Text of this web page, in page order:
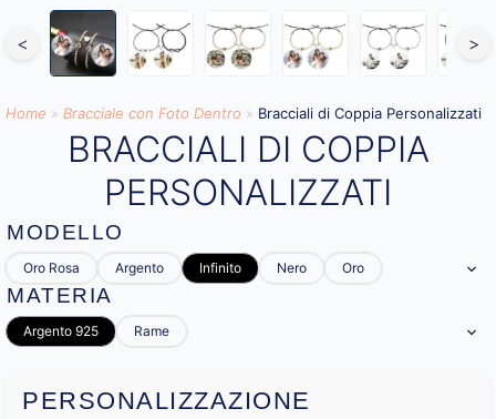
< >
Home » Bracciale con Foto Dentro​ » Bracciali di Coppia Personalizzati
BRACCIALI DI COPPIA
PERSONALIZZATI
MODELLO
Oro Rosa Argento Infinito Nero Oro
MATERIA
Argento 925 Rame
PERSONALIZZAZIONE